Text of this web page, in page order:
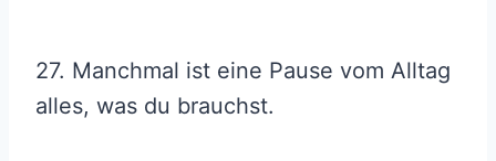
27. Manchmal ist eine Pause vom Alltag
alles, was du brauchst.